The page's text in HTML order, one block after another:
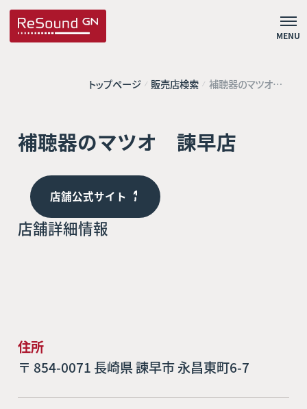
MENU
トップページ 販売店検索 補聴器のマツオ
諫早店
補聴器のマツオ 諫早店
店舗公式サイト
店舗詳細情報
住所
〒 854-0071 長崎県 諫早市 永昌東町6-7